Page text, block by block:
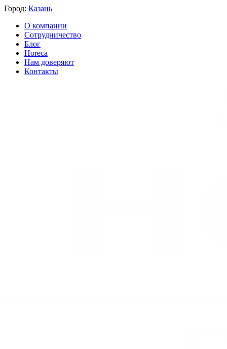
Город: Казань
О компании
Сотрудничество
Блог
Horeca
Нам доверяют
Контакты